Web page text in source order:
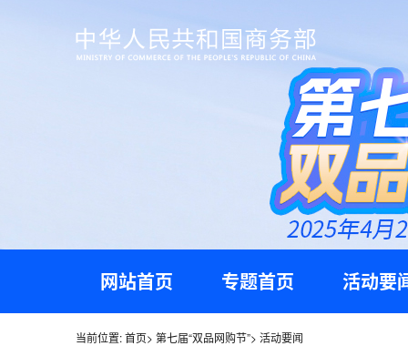
网站首页 专题首页 活动要
当前位置:首页> 第七届“双品网购节”> 活动要闻